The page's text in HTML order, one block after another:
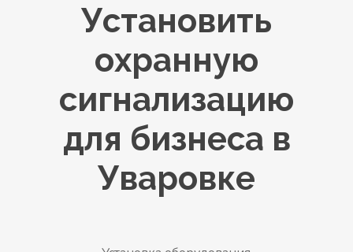
Установить
охранную
сигнализацию
для бизнеса в
Уваровке